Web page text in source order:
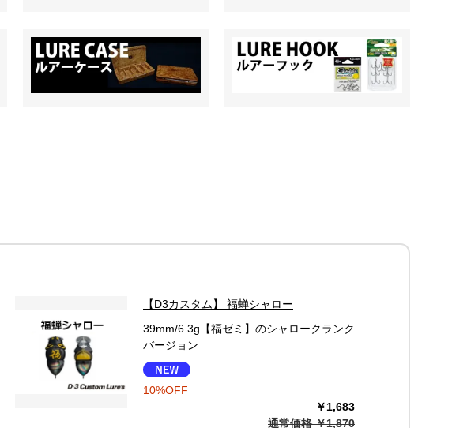
【D3カスタム】 福蝉シャロー
39mm/6.3g【福ゼミ】のシャロークランク
バージョン
10%OFF
￥1,683
通常価格 ￥1,870